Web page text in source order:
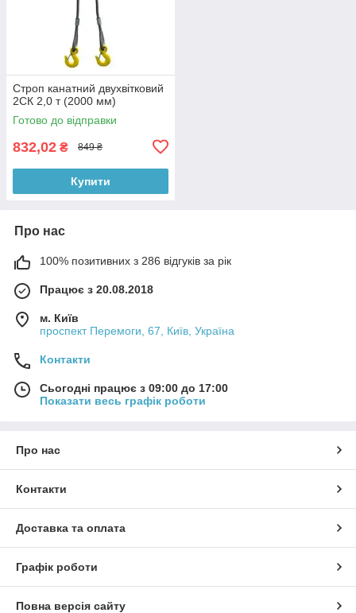
Строп канатний двухвітковий
2СК 2,0 т (2000 мм)
Готово до відправки
832,02 ₴ 849 ₴
Купити
Про нас
100% позитивних з 286 відгуків за рік
Працює з 20.08.2018
м. Київ
проспект Перемоги, 67, Київ, Україна
Контакти
Сьогодні працює з 09:00 до 17:00
Показати весь графік роботи
Про нас
Контакти
Доставка та оплата
Графік роботи
Повна версія сайту